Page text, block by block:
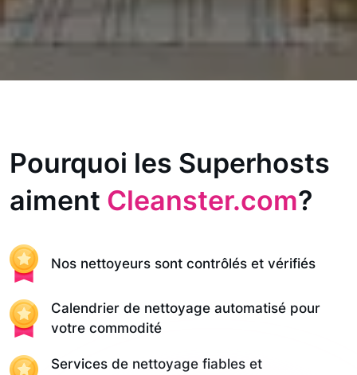
Pourquoi les Superhosts
aiment Cleanster.com?
Nos nettoyeurs sont contrôlés et vérifiés
Calendrier de nettoyage automatisé pour
votre commodité
Services de nettoyage fiables et